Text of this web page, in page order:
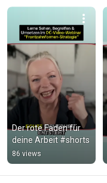
Der rote Faden für
deine Arbeit #shorts
86 views